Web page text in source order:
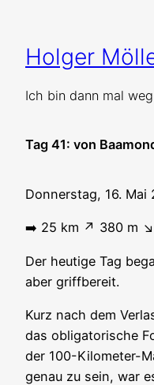
springen
Holger
Ich bin dann mal
Tag 41: von
Donnerstag, 16.
➡️ 25 km ↗️ 380 m ↘️
Der heutige Tag
aber griffbereit.
Kurz nach dem
das obligatorische
der 100-Kilometer-
genau zu sein, war